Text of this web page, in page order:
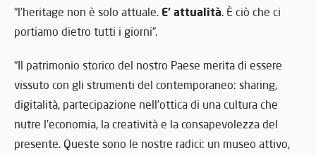
“l’heritage non è solo attuale. E’ attualità. È ciò che ci
portiamo dietro tutti i giorni”.
“Il patrimonio storico del nostro Paese merita di essere
vissuto con gli strumenti del contemporaneo: sharing,
digitalità, partecipazione nell’ottica di una cultura che
nutre l’economia, la creatività e la consapevolezza del
presente. Queste sono le nostre radici: un museo attivo,